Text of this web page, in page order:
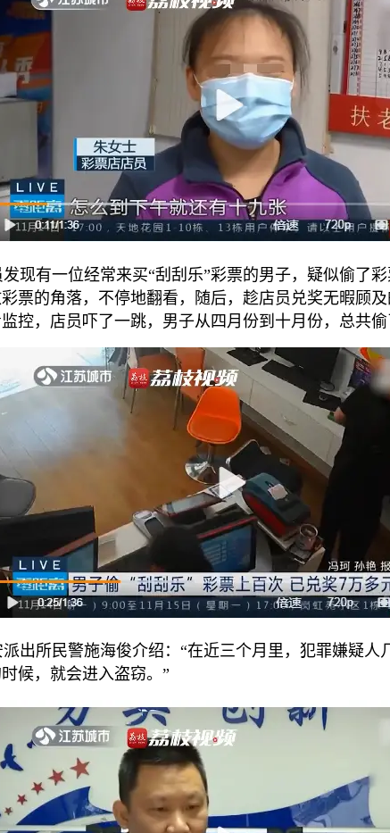
现有一位经常来买“刮刮乐”彩票的男子，疑似偷了
票的角落，不停地翻看，随后，趁店员兑奖无暇顾
控，店员吓了一跳，男子从四月份到十月份，总共偷
出所民警施海俊介绍：“在近三个月里，犯罪嫌疑人
候，就会进入盗窃。”